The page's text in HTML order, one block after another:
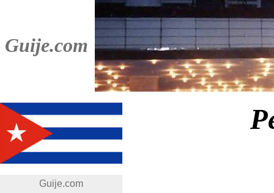
Guije.com
Guije.com